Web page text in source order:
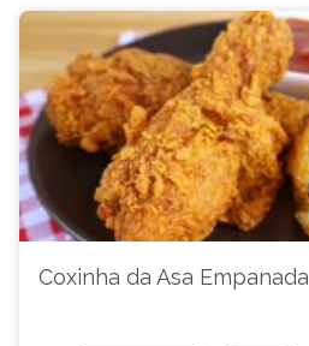
Coxinha da Asa Empanada